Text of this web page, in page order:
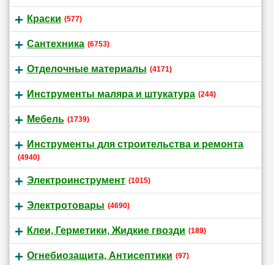
Краски (577)
Сантехника (6753)
Отделочные материалы (4171)
Инструменты маляра и штукатура (244)
Мебель (1739)
Инструменты для строительства и ремонта
(4940)
Электроинструмент (1015)
Электротовары (4690)
Клеи, Герметики, Жидкие гвозди (189)
Огнебиозащита, Антисептики (97)